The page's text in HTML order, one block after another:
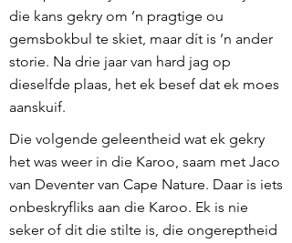
die kans gekry om ’n pragtige ou
gemsbokbul te skiet, maar dít is ’n ander
storie. Na drie jaar van hard jag op
dieselfde plaas, het ek besef dat ek moes
aanskuif.
Die volgende geleentheid wat ek gekry
het was weer in die Karoo, saam met Jaco
van Deventer van Cape Nature. Daar is iets
onbeskryfliks aan die Karoo. Ek is nie
seker of dit die stilte is, die ongereptheid